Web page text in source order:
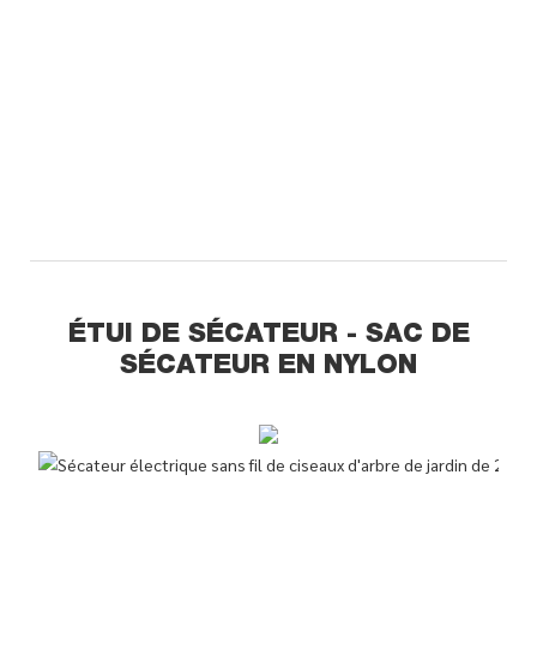
ÉTUI DE SÉCATEUR - SAC DE
SÉCATEUR EN NYLON